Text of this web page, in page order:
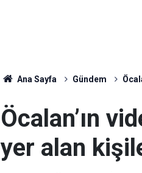
Ana Sayfa Gündem
Öcalan’ın
yer alan